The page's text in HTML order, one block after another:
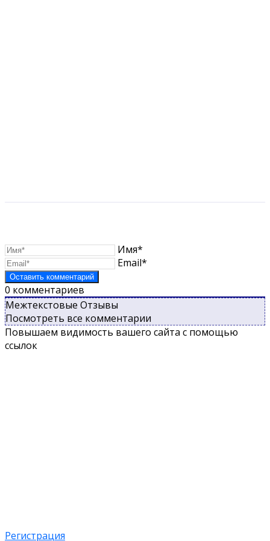
Имя*
Email*
0 комментариев
Межтекстовые Отзывы
Посмотреть все комментарии
Повышаем видимость вашего сайта с помощью
ссылок
Регистрация